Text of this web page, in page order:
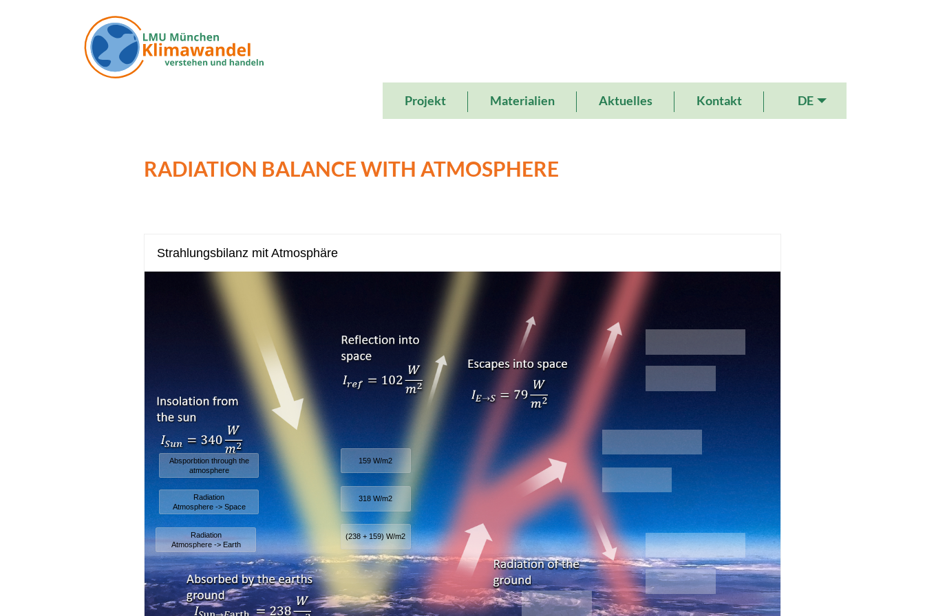
Main
navigation
Projekt Materialien Aktuelles Kontakt DE
RADIATION BALANCE WITH ATMOSPHERE